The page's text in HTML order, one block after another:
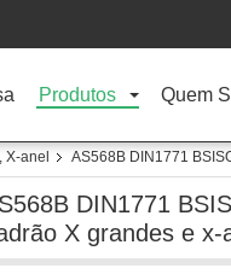
Produtos Quem
anel AS568B DIN1771
DIN1771
X grandes e x-